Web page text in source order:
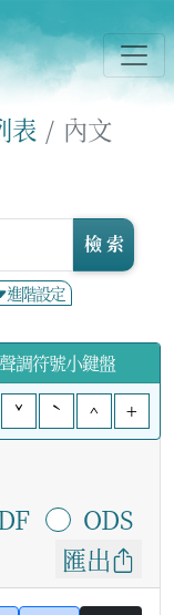
表 內文
進階設定
檢 索
聲調符號小鍵盤
ˇ ˋ ^ +
ODS
匯出